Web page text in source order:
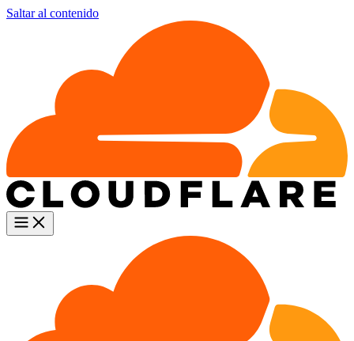
Saltar al contenido